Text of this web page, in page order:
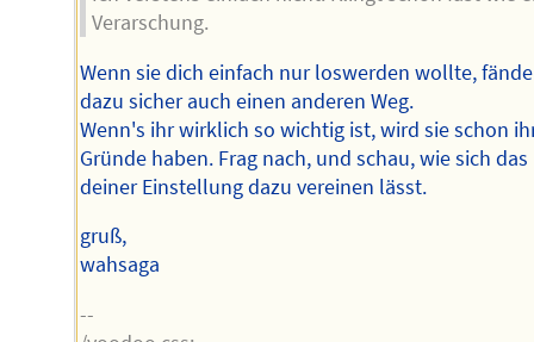
Verarschung.
Wenn sie dich einfach nur loswerden wollte,
dazu sicher auch einen anderen Weg.
Wenn's ihr wirklich so wichtig ist, wird sie schon
Gründe haben. Frag nach, und schau, wie sich
deiner Einstellung dazu vereinen lässt.
gruß,
wahsaga
--